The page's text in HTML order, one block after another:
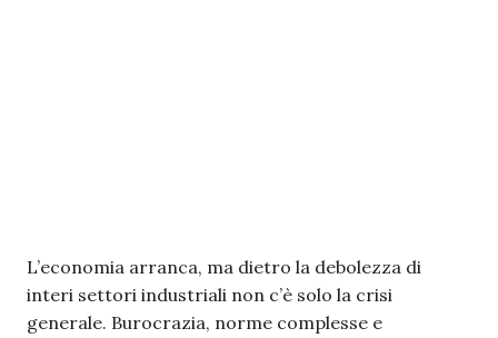
L’economia arranca, ma dietro la debolezza di
interi settori industriali non c’è solo la crisi
generale. Burocrazia, norme complesse e